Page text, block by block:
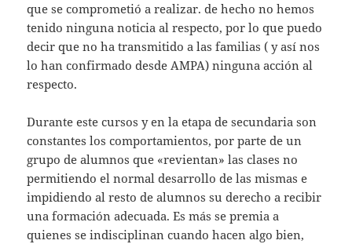
que se comprometió a realizar. de hecho no hemos
tenido ninguna noticia al respecto, por lo que puedo
decir que no ha transmitido a las familias ( y así nos
lo han confirmado desde AMPA) ninguna acción al
respecto.
Durante este cursos y en la etapa de secundaria son
constantes los comportamientos, por parte de un
grupo de alumnos que «revientan» las clases no
permitiendo el normal desarrollo de las mismas e
impidiendo al resto de alumnos su derecho a recibir
una formación adecuada. Es más se premia a
quienes se indisciplinan cuando hacen algo bien,